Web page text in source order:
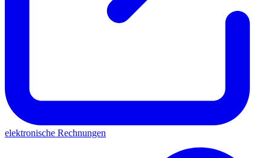
elektronische Rechnungen